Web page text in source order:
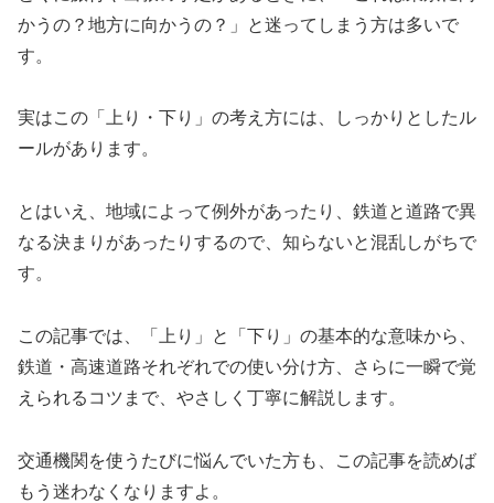
かうの？地方に向かうの？」と迷ってしまう方は多いで
す。
実はこの「上り・下り」の考え方には、しっかりとしたル
ールがあります。
とはいえ、地域によって例外があったり、鉄道と道路で異
なる決まりがあったりするので、知らないと混乱しがちで
す。
この記事では、「上り」と「下り」の基本的な意味から、
鉄道・高速道路それぞれでの使い分け方、さらに一瞬で覚
えられるコツまで、やさしく丁寧に解説します。
交通機関を使うたびに悩んでいた方も、この記事を読めば
もう迷わなくなりますよ。